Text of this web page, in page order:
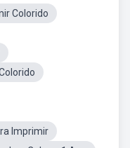
Colorido
Imprimir